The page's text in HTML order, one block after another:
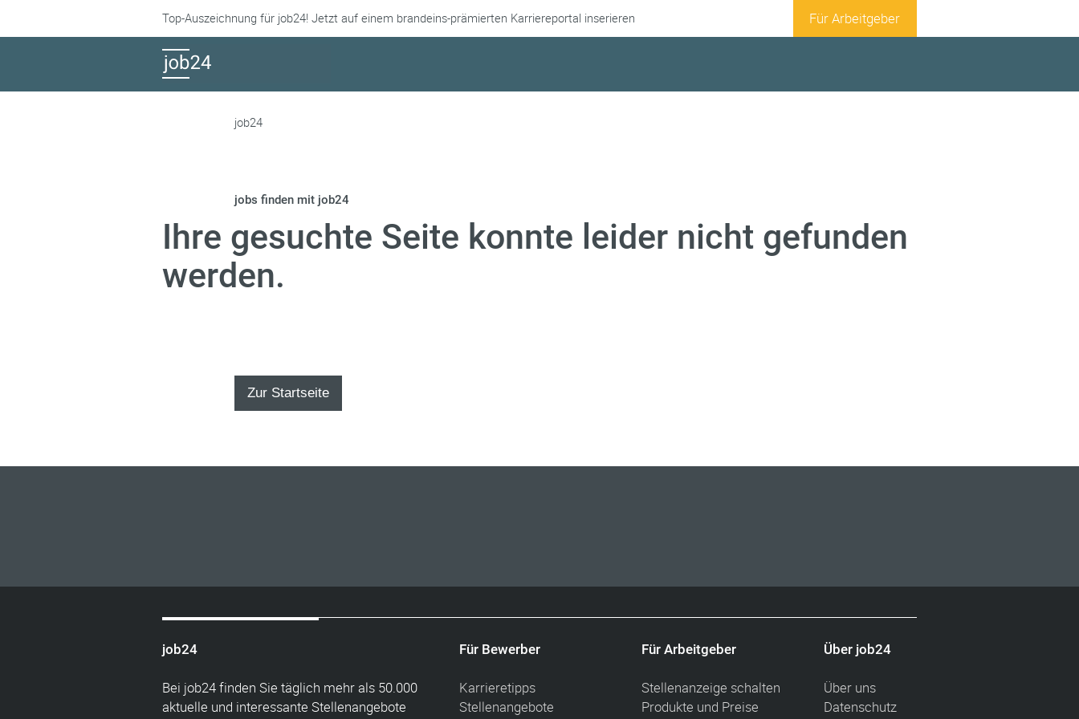
Top-Auszeichnung für job24! Jetzt auf einem brandeins-prämierten Karriereportal inserieren Für Arbeitgeber
job24
jobs finden mit job24
Ihre gesuchte Seite konnte leider nicht gefunden
werden.
Zur Startseite
job24
Bei job24 finden Sie täglich mehr als 50.000
aktuelle und interessante Stellenangebote
Für Bewerber
Karrieretipps
Stellenangebote
Für Arbeitgeber
Stellenanzeige schalten
Produkte und Preise
Über job24
Über uns
Datenschutz